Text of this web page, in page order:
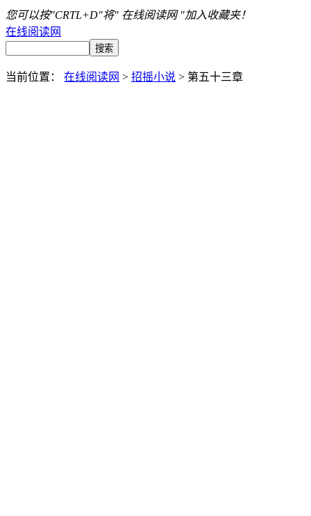
您可以按"CRTL+D"将" 在线阅读网 "加入收藏夹！
在线阅读网
当前位置： 在线阅读网 > 招摇小说 > 第五十三章